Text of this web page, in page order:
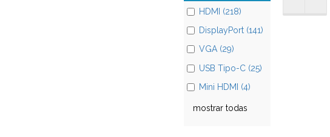
HDMI (218)
DisplayPort (141)
VGA (29)
USB Tipo-C (25)
Mini HDMI (4)
mostrar todas